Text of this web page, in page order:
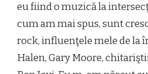
eu fiind o muzică la
cum am mai spus, sunt
rock, influenţele mele de la
Halen, Gary Moore,